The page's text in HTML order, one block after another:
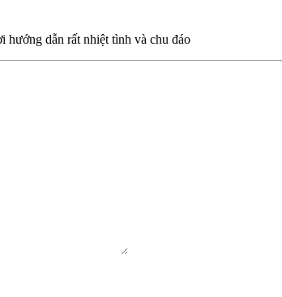
dẫn rất nhiệt tình và chu đáo